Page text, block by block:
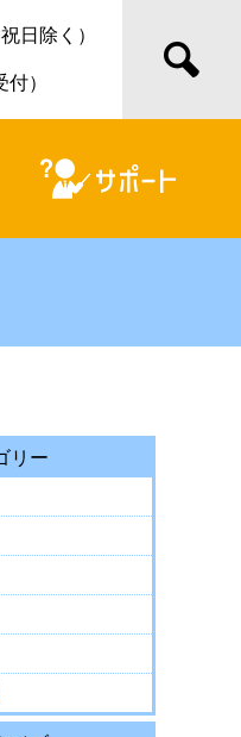
日除く）
）
リー